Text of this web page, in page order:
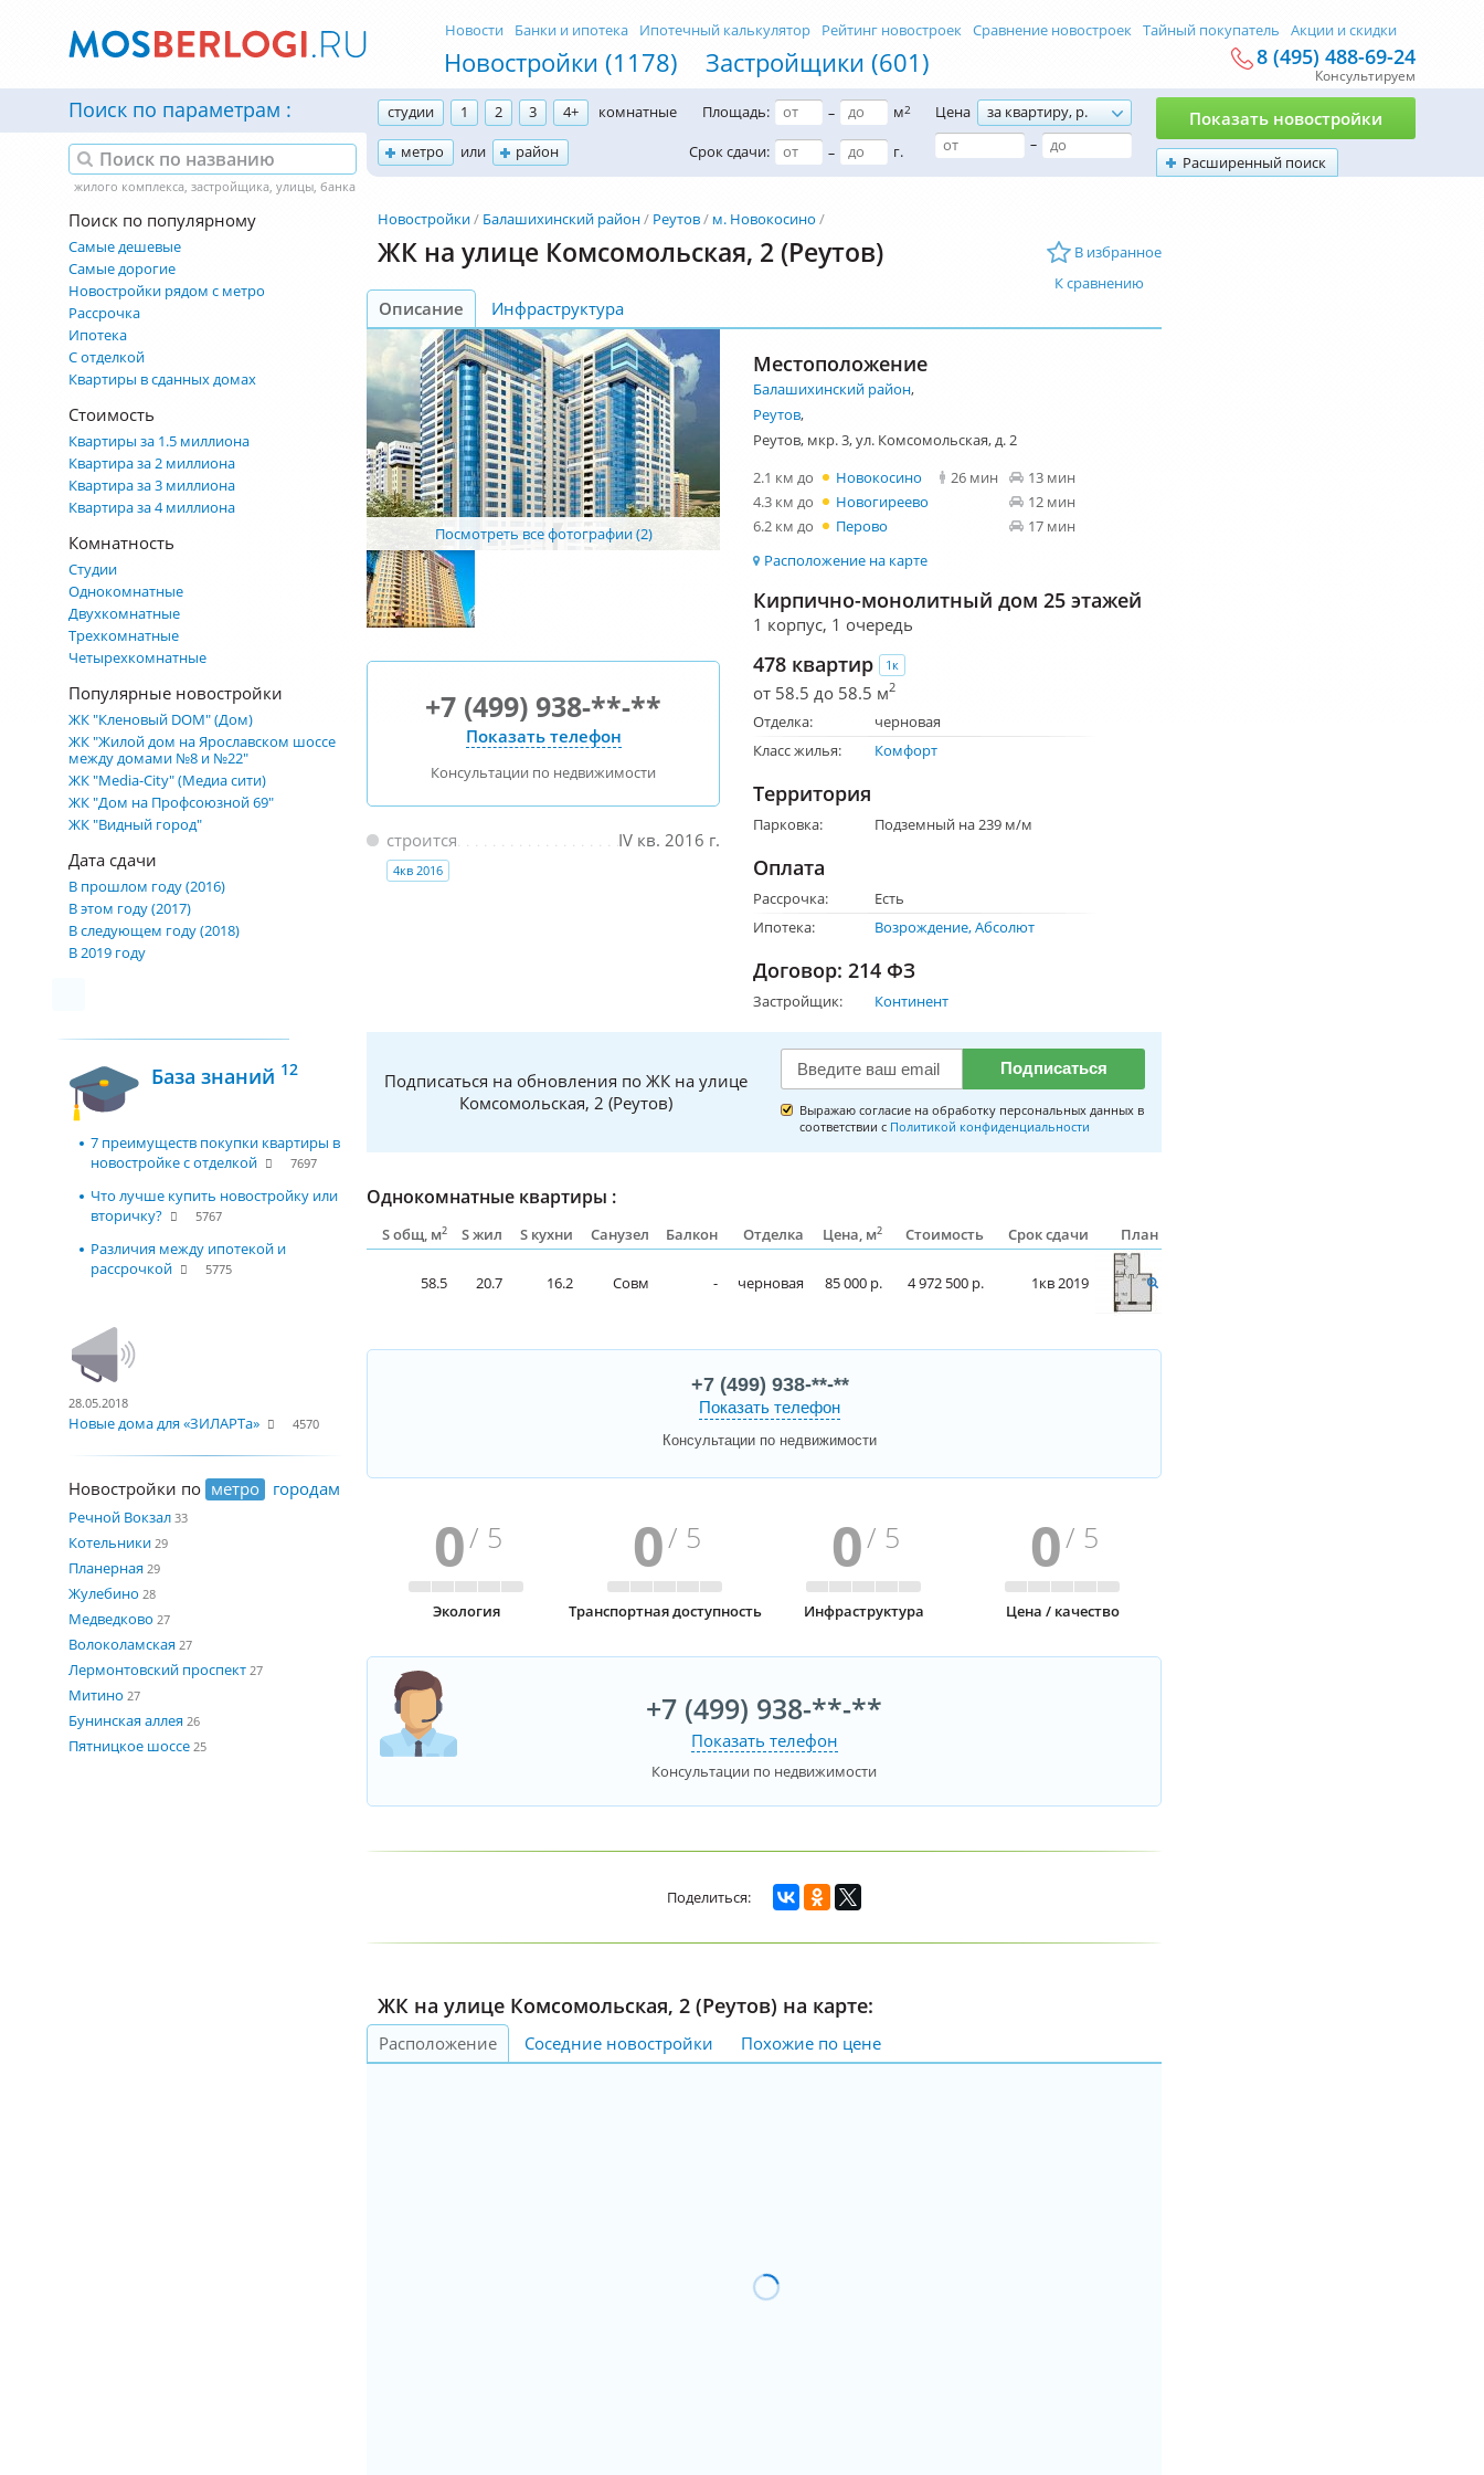
Новостройки (1178) Застройщики (601)
Новости Банки и ипотека Ипотечный калькулятор Рейтинг новостроек Сравнение новостроек Тайный покупатель Акции и скидки
8 (495) 488-69-24
Консультируем
Поиск по параметрам студии 1 2 3 4+
комнатные
метро
или район
Площадь: – м2
Срок сдачи: – г.
Цена
за квартиру, р.
–
Расширенный поиск
Показать новостройки
Поиск по популярному
Самые дешевые
Самые дорогие
Новостройки рядом с метро
Рассрочка
Ипотека
С отделкой
Квартиры в сданных домах
Стоимость
Квартиры за 1.5 миллиона
Квартира за 2 миллиона
Квартира за 3 миллиона
Квартира за 4 миллиона
Комнатность
Студии
Однокомнатные
Двухкомнатные
Трехкомнатные
Четырехкомнатные
Популярные новостройки
ЖК "Кленовый DOM" (Дом)
ЖК "Жилой дом на Ярославском шоссе
между домами №8 и №22"
ЖК "Media-City" (Медиа сити)
ЖК "Дом на Профсоюзной 69"
ЖК "Видный город"
Дата сдачи
В прошлом году (2016)
В этом году (2017)
В следующем году (2018)
В 2019 году
База знаний 12
7 преимуществ покупки квартиры в
новостройке с отделкой
7697
Что лучше купить новостройку или
вторичку?
5767
Различия между ипотекой и
рассрочкой
5775
28.05.2018
Новые дома для «ЗИЛАРТа» 4570
Новостройки по метро городам
Речной Вокзал 33
Котельники 29
Планерная 29
Жулебино 28
Медведково 27
Волоколамская 27
Лермонтовский проспект 27
Митино 27
Бунинская аллея 26
Пятницкое шоссе 25
Новостройки Балашихинский район Реутов
м. Новокосино
В избранное
К сравнению
ЖК на улице Комсомольская, 2 (Реутов)
Описание Инфраструктура
Посмотреть все фотографии (2)
+7 (499) 938-**-**
Показать телефон
Консультации по недвижимости
IV кв. 2016 г.
строится
4кв 2016
Местоположение
Балашихинский район,
Реутов,
Реутов, мкр. 3, ул. Комсомольская, д. 2
2.1 км до
Новокосино 26 мин
13 мин
4.3 км до
Новогиреево
12 мин
6.2 км до
Перово
17 мин
Расположение на карте
Кирпично-монолитный дом 25 этажей
1 корпус, 1 очередь
478 квартир 1к
от 58.5 до 58.5 м2
Отделка:
черновая
Класс жилья:
Комфорт
Территория
Парковка: Подземный на 239 м/м
Оплата
Рассрочка:
Есть
Ипотека:
Возрождение Абсолют
Договор: 214 ФЗ
Застройщик: Континент
Подписаться на обновления по ЖК на улице
Комсомольская, 2 (Реутов)
Подписаться
Выражаю согласие на обработку персональных данных в
соответствии с Политикой конфиденциальности
Однокомнатные квартиры :
S общ, м2 S жил S кухни Санузел Балкон Отделка Цена, м2 Стоимость Срок сдачи План
58.5 20.7 16.2 Совм - черновая 85 000 р. 4 972 500 р. 1кв 2019
+7 (499) 938-**-**
Показать телефон
Консультации по недвижимости
0/ 5
Экология
0/ 5
Транспортная доступность
0/ 5
Инфраструктура
0/ 5
Цена / качество
+7 (499) 938-**-**
Показать телефон
Консультации по недвижимости
ЖК на улице Комсомольская, 2 (Реутов) на карте:
Расположение Соседние новостройки Похожие по цене